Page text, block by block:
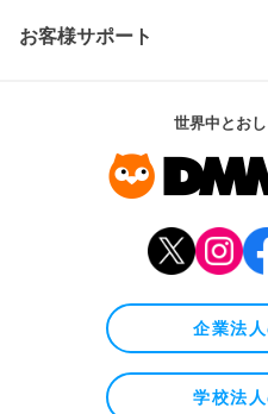
お客様サポート
世界中とお
企業法
学校法